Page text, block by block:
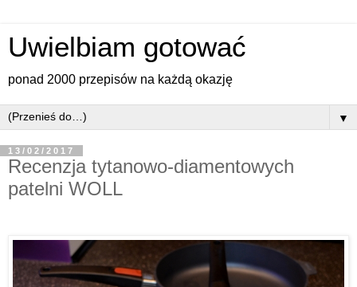
Uwielbiam gotować
ponad 2000 przepisów na każdą okazję
▼
13/02/2017
Recenzja tytanowo-diamentowych
patelni WOLL